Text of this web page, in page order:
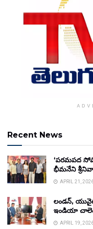
Recent News
‘పరమపద
భీమనేని
APRIL 21,
లండన్,
ఇండియా
APRIL 19,